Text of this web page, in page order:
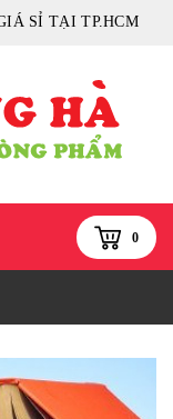
SỈ TẠI TP.HCM
0